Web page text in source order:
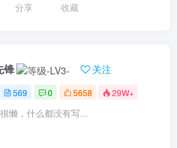
分享 收藏
锋 关注
569 0 5658 29W+
懒，什么都没有写...